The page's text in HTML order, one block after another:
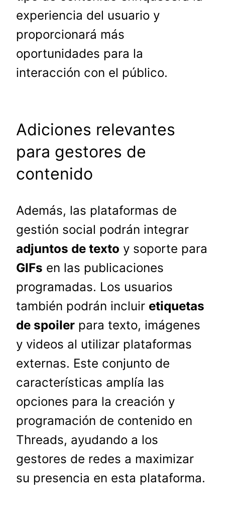
experiencia del usuario y
proporcionará más
oportunidades para la
interacción con el público.
Adiciones relevantes
para gestores de
contenido
Además, las plataformas de
gestión social podrán integrar
adjuntos de texto y soporte para
GIFs en las publicaciones
programadas. Los usuarios
también podrán incluir etiquetas
de spoiler para texto, imágenes
y videos al utilizar plataformas
externas. Este conjunto de
características amplía las
opciones para la creación y
programación de contenido en
Threads, ayudando a los
gestores de redes a maximizar
su presencia en esta plataforma.